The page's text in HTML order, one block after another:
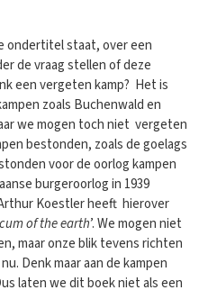
ondertitel staat, over een
de vraag stellen of deze
een vergeten kamp? Het is
zoals Buchenwald en
we mogen toch niet vergeten
bestonden, zoals de goelags
voor de oorlog kampen
burgeroorlog in 1939
Koestler heeft hierover
of the earth’. We mogen niet
maar onze blik tevens richten
Denk maar aan de kampen
laten we dit boek niet als een